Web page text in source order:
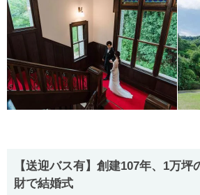
【送迎バス有】創建107年、1万坪
財で結婚式